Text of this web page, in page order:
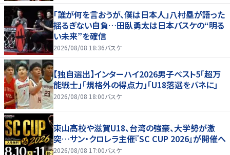
「誰が何を言おうが、僕は日本人」八村塁が語った
揺るぎない自負…田臥勇太は日本バスケの“明る
い未来”を確信
2026/08/08 18:36バスケ
【独自選出】インターハイ2026男子ベスト5「超万
能戦士」「規格外の得点力」「U18落選をバネに」
2026/08/08 18:00バスケ
東山高校や滋賀U18、台湾の強豪、大学勢が激
突…サン・クロレラ主催『SC CUP 2026』が開催へ
2026/08/08 17:00バスケ